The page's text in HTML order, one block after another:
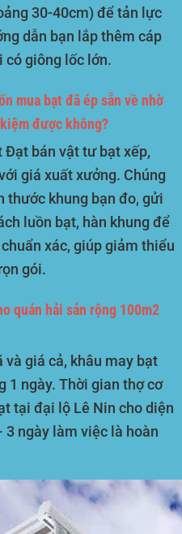
30-40cm) để tản lực
dẫn bạn lắp thêm cáp
có giông lốc lớn.
mua bạt đã ép sẵn về nhờ
được không?
Đạt bán vật tư bạt xếp,
giá xuất xưởng. Chúng
thước khung bạn đo, gửi
luồn bạt, hàn khung để
xác, giúp giảm thiểu
gói.
quán hải sản rộng 100m2
giá cả, khâu may bạt
1 ngày. Thời gian thợ cơ
tại đại lộ Lê Nin cho diện
ngày làm việc là hoàn